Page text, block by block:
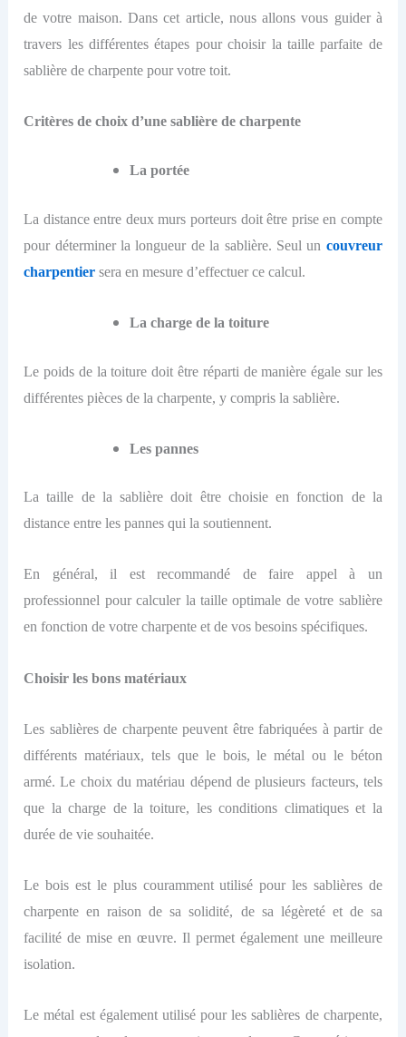
de votre maison. Dans cet article, nous allons vous guider à
travers les différentes étapes pour choisir la taille parfaite de
sablière de charpente pour votre toit.
Critères de choix d’une sablière de charpente
La portée
La distance entre deux murs porteurs doit être prise en compte
pour déterminer la longueur de la sablière. Seul un couvreur
charpentier sera en mesure d’effectuer ce calcul.
La charge de la toiture
Le poids de la toiture doit être réparti de manière égale sur les
différentes pièces de la charpente, y compris la sablière.
Les pannes
La taille de la sablière doit être choisie en fonction de la
distance entre les pannes qui la soutiennent.
En général, il est recommandé de faire appel à un
professionnel pour calculer la taille optimale de votre sablière
en fonction de votre charpente et de vos besoins spécifiques.
Choisir les bons matériaux
Les sablières de charpente peuvent être fabriquées à partir de
différents matériaux, tels que le bois, le métal ou le béton
armé. Le choix du matériau dépend de plusieurs facteurs, tels
que la charge de la toiture, les conditions climatiques et la
durée de vie souhaitée.
Le bois est le plus couramment utilisé pour les sablières de
charpente en raison de sa solidité, de sa légèreté et de sa
facilité de mise en œuvre. Il permet également une meilleure
isolation.
Le métal est également utilisé pour les sablières de charpente,